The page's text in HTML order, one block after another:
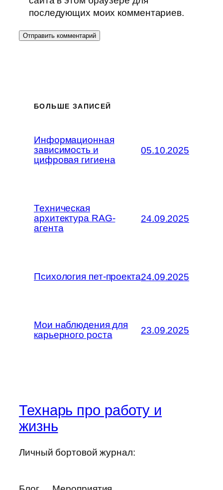
последующих моих комментариев.
БОЛЬШЕ ЗАПИСЕЙ
Информационная
зависимость и
цифровая гигиена
05.10.2025
Техническая
архитектура RAG-
агента
24.09.2025
Психология пет-проекта24.09.2025
Мои наблюдения для
карьерного роста
23.09.2025
Технарь про работу и
жизнь
Личный бортовой журнал: